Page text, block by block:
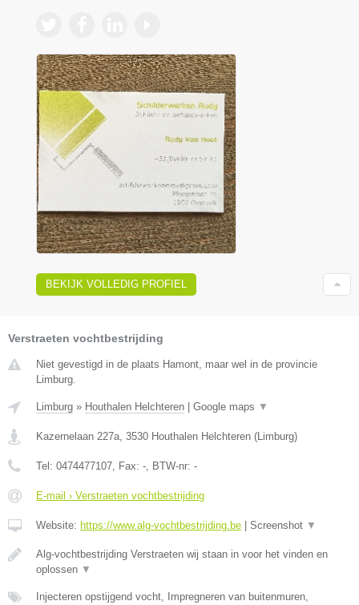
BEKIJK VOLLEDIG PROFIEL
Verstraeten vochtbestrijding
Niet gevestigd in de plaats Hamont, maar wel in de provincie
Limburg.
Limburg » Houthalen Helchteren Google maps ▼
Kazernelaan 227a, 3530 Houthalen Helchteren (Limburg)
Tel: 0474477107, Fax: -, BTW-nr: -
E-mail › Verstraeten vochtbestrijding
Website: https://www.alg-vochtbestrijding.be Screenshot ▼
Alg-vochtbestrijding Verstraeten wij staan in voor het vinden en
oplossen ▼
Injecteren opstijgend vocht, Impregneren van buitenmuren,